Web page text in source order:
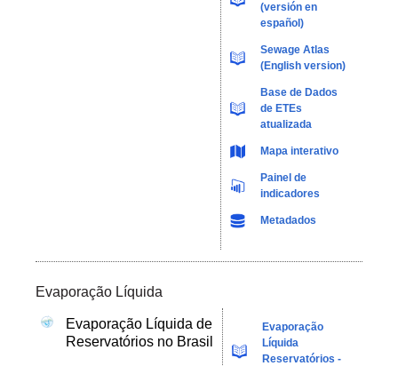
(versión en
español )
Sewage Atlas
(English version)
Base de Dados
de ETEs
atualizada
Mapa interativo
Painel de
indicadores
Metadados
Evaporação Líquida
Evaporação Líquida de
Reservatórios no Brasil
Evaporação
Líquida
Reservatórios -